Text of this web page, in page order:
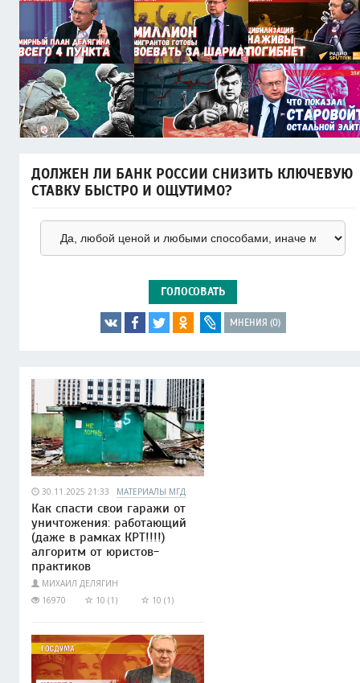
ДОЛЖЕН ЛИ БАНК РОССИИ СНИЗИТЬ КЛЮЧЕВУЮ
СТАВКУ БЫСТРО И ОЩУТИМО?
ГОЛОСОВАТЬ
МНЕНИЯ (0)
30.11.2025 21:33 МАТЕРИАЛЫ МГД
Как спасти свои гаражи от
уничтожения: работающий
(даже в рамках КРТ!!!!)
алгоритм от юристов-
практиков
МИХАИЛ ДЕЛЯГИН
16970
10 (1) 10 (1)